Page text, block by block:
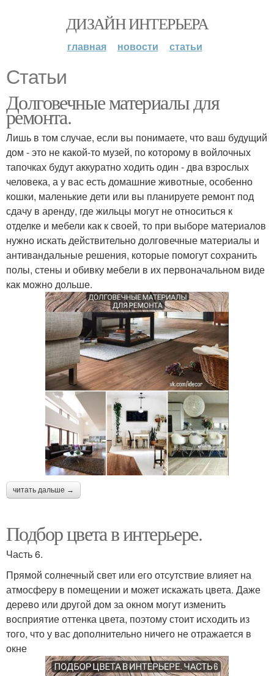
ДИЗАЙН ИНТЕРЬЕРА
главная новости статьи
Статьи
Долговечные материалы для
ремонта.
Лишь в том случае, если вы понимаете, что ваш будущий
дом - это не какой-то музей, по которому в войлочных
тапочках будут аккуратно ходить один - два взрослых
человека, а у вас есть домашние животные, особенно
кошки, маленькие дети или вы планируете ремонт под
сдачу в аренду, где жильцы могут не относиться к
отделке и мебели как к своей, то при выборе материалов
нужно искать действительно долговечные материалы и
антивандальные решения, которые помогут сохранить
полы, стены и обивку мебели в их первоначальном виде
как можно дольше.
читать дальше →
Подбор цвета в интерьере.
Часть 6.
Прямой солнечный свет или его отсутствие влияет на
атмосферу в помещении и может искажать цвета. Даже
дерево или другой дом за окном могут изменить
восприятие оттенка цвета, поэтому стоит исходить из
того, что у вас дополнительно ничего не отражается в
окне